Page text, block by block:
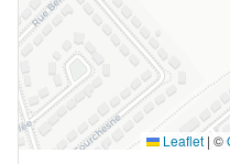
Leaflet | ©